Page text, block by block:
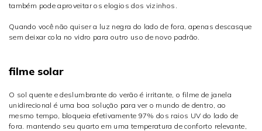
também pode aproveitar os elogios dos vizinhos.
Quando você não quiser a luz negra do lado de fora, apenas descasque
sem deixar cola no vidro para outro uso de novo padrão.
filme solar
O sol quente e deslumbrante do verão é irritante, o filme de janela
unidirecional é uma boa solução para ver o mundo de dentro, ao
mesmo tempo, bloqueia efetivamente 97% dos raios UV do lado de
fora. mantendo seu quarto em uma temperatura de conforto relevante,